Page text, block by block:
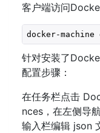
客户端访问
docker-
针对安装了
配置步骤：
在任务栏点击
nces，在左侧导
输入栏编辑 json